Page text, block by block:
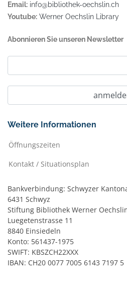
Email: info@bibliothek-oechslin.ch
Youtube: Werner Oechslin Library
Abonnieren Sie unseren Newsletter
Weitere Informationen
Öffnungszeiten
Kontakt / Situationsplan
Bankverbindung: Schwyzer
6431 Schwyz
Stiftung Bibliothek Werner
Luegetenstrasse 11
8840 Einsiedeln
Konto: 561437-1975
SWIFT: KBSZCH22XXX
IBAN: CH20 0077 7005 6143 7197 5